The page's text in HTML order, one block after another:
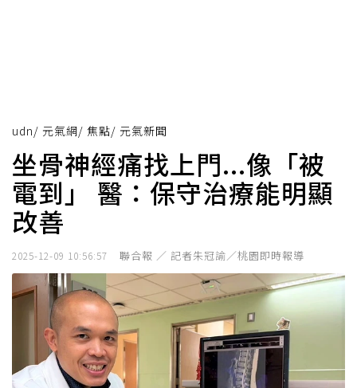
udn/ 元氣網/ 焦點/ 元氣新聞
坐骨神經痛找上門...像「被
電到」 醫：保守治療能明顯
改善
2025-12-09 10:56:57 聯合報 ／ 記者朱冠諭／桃園即時報導